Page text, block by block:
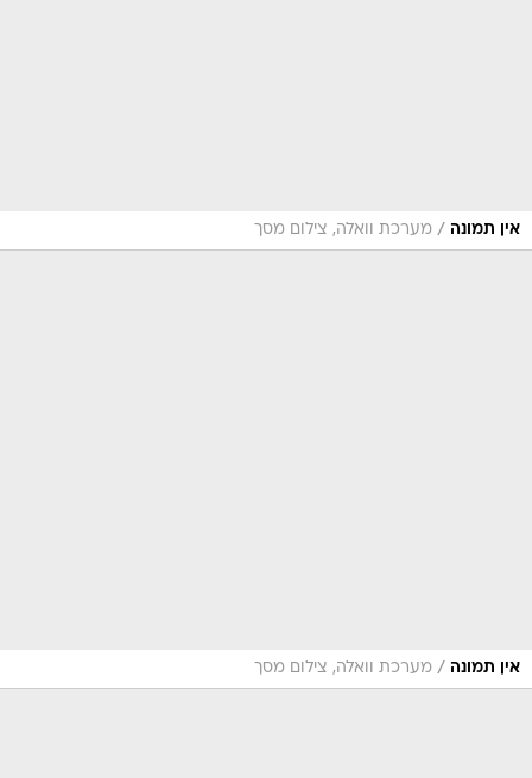
אין תמונה / מערכת וואלה, צילום מסך
אין תמונה / מערכת וואלה, צילום מסך